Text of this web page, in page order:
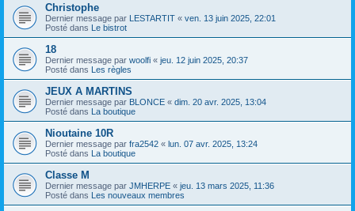
Christophe
Dernier message par LESTARTIT « ven. 13 juin 2025, 22:01
Posté dans Le bistrot
18
Dernier message par woolfi « jeu. 12 juin 2025, 20:37
Posté dans Les règles
JEUX A MARTINS
Dernier message par BLONCE « dim. 20 avr. 2025, 13:04
Posté dans La boutique
Nioutaine 10R
Dernier message par fra2542 « lun. 07 avr. 2025, 13:24
Posté dans La boutique
Classe M
Dernier message par JMHERPE « jeu. 13 mars 2025, 11:36
Posté dans Les nouveaux membres